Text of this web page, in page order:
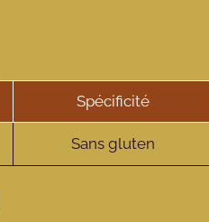
Spécificité
Sans gluten